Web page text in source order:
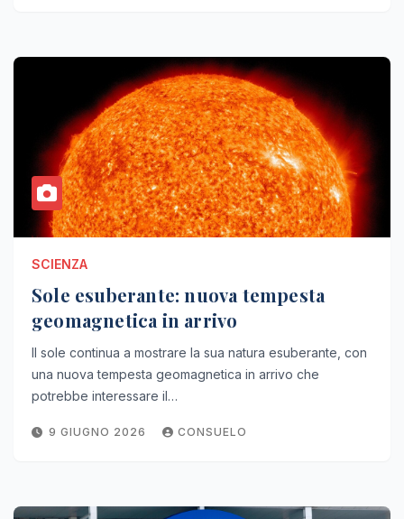
SCIENZA
Sole esuberante: nuova tempesta
geomagnetica in arrivo
Il sole continua a mostrare la sua natura esuberante, con
una nuova tempesta geomagnetica in arrivo che
potrebbe interessare il…
9 GIUGNO 2026 CONSUELO